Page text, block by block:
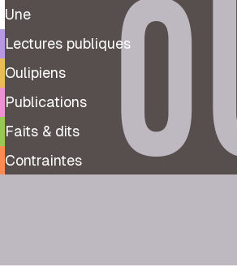
Une
Lectures publiques
Oulipiens
Publications
Faits & dits
Contraintes